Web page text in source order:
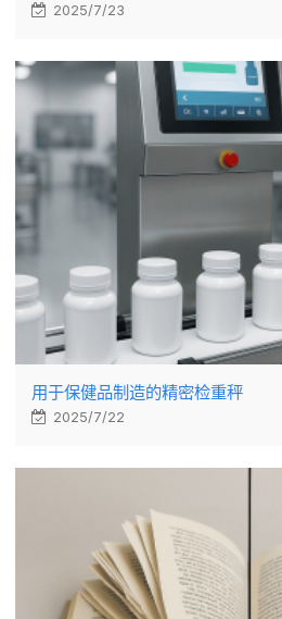
2025/7/23
用于保健品制造的精密检重秤
2025/7/22